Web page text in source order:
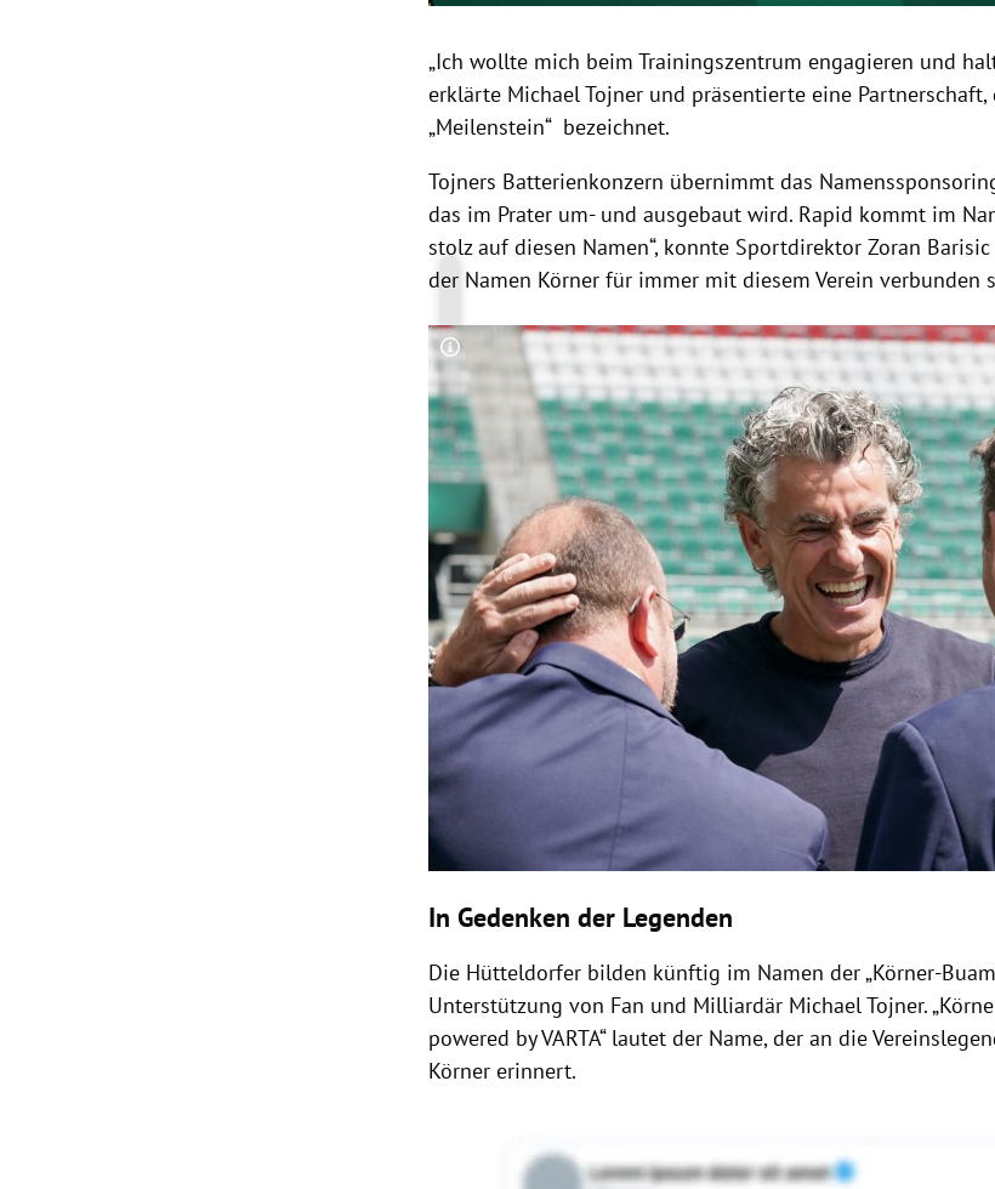
„Ich wollte mich beim Trainingszentrum engagieren und
erklärte Michael Tojner und präsentierte eine Partnerschaft,
„Meilenstein“ bezeichnet.
Tojners Batterienkonzern übernimmt das
das im Prater um- und ausgebaut wird. Rapid kommt im
stolz auf diesen Namen“, konnte Sportdirektor Zoran
der Namen Körner für immer mit diesem Verein verbunden
Copyright-Hinweis öffnen/schließen
In Gedenken der Legenden
Die Hütteldorfer bilden künftig im Namen der „Körner-
Unterstützung von Fan und Milliardär Michael Tojner.
powered by VARTA“ lautet der Name, der an die
Körner erinnert.